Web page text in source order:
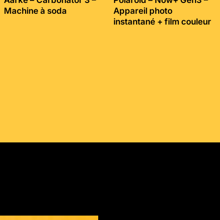
Machine à soda
Appareil photo
instantané + film couleur